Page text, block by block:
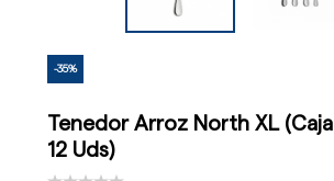
-35%
Tenedor Arroz North XL (Caja
12 Uds)